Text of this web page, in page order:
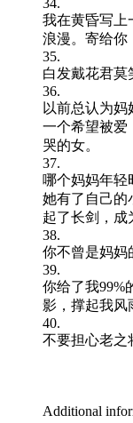
34.
我在黄昏写上
浪漫。寄给你
35.
白发戴花君莫
36.
以前总认为
一个希望被爱
哭的女。
37.
哪个妈妈年轻
她有了自己的
起了长剑，成
38.
你不曾是妈妈
39.
你给了我99%
影，撑起我风
40.
不要担心老之
Additional